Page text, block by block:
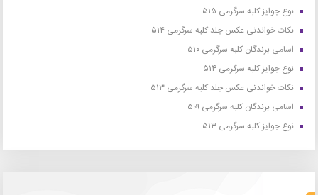
نوع جوایز کلبه سرگرمی ۵۱۵
نکات خواندنی عکس جلد کلبه سرگرمی ۵۱۴
اسامی برندگان کلبه سرگرمی ۵۱۰
نوع جوایز کلبه سرگرمی ۵۱۴
نکات خواندنی عکس جلد کلبه سرگرمی ۵۱۳
اسامی برندگان کلبه سرگرمی ۵۰۹
نوع جوایز کلبه سرگرمی ۵۱۳